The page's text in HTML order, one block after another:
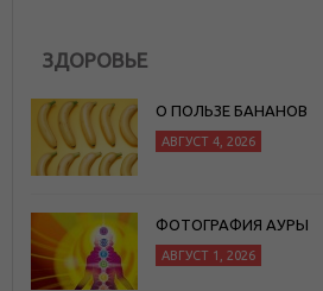
ЗДОРОВЬЕ
О ПОЛЬЗЕ БАНАНОВ
АВГУСТ 4, 2026
ФОТОГРАФИЯ АУРЫ
АВГУСТ 1, 2026